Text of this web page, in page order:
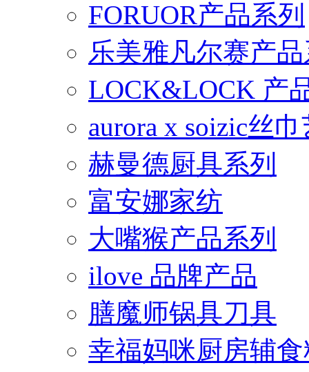
FORUOR产品系列
乐美雅凡尔赛产
LOCK&LOCK 产
aurora x soizic丝
赫曼德厨具系列
富安娜家纺
大嘴猴产品系列
ilove 品牌产品
膳魔师锅具刀具
幸福妈咪厨房辅